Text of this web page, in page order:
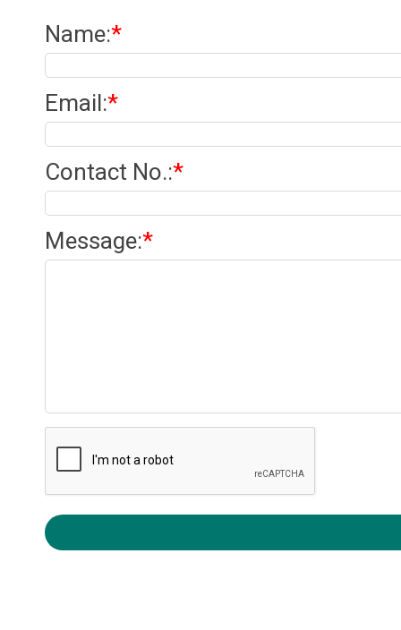
Name:*
Email:*
Contact No.:*
Message:*